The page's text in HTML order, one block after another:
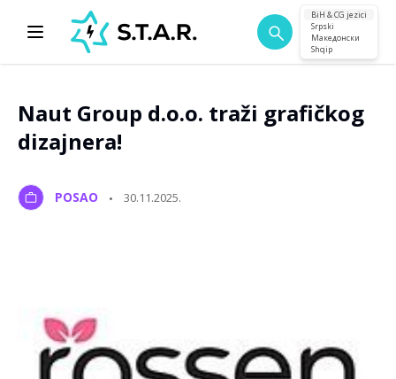
BiH & CG jezici
Srpski
Македонски
Shqip
Naut Group d.o.o. traži grafičkog
dizajnera!
POSAO 30.11.2025.